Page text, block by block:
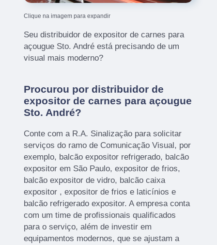
Clique na imagem para expandir
Seu distribuidor de expositor de carnes para
açougue Sto. André está precisando de um
visual mais moderno?
Procurou por distribuidor de
expositor de carnes para açougue
Sto. André?
Conte com a R.A. Sinalização para solicitar
serviços do ramo de Comunicação Visual, por
exemplo, balcão expositor refrigerado, balcão
expositor em São Paulo, expositor de frios,
balcão expositor de vidro, balcão caixa
expositor , expositor de frios e laticínios e
balcão refrigerado expositor. A empresa conta
com um time de profissionais qualificados
para o serviço, além de investir em
equipamentos modernos, que se ajustam a